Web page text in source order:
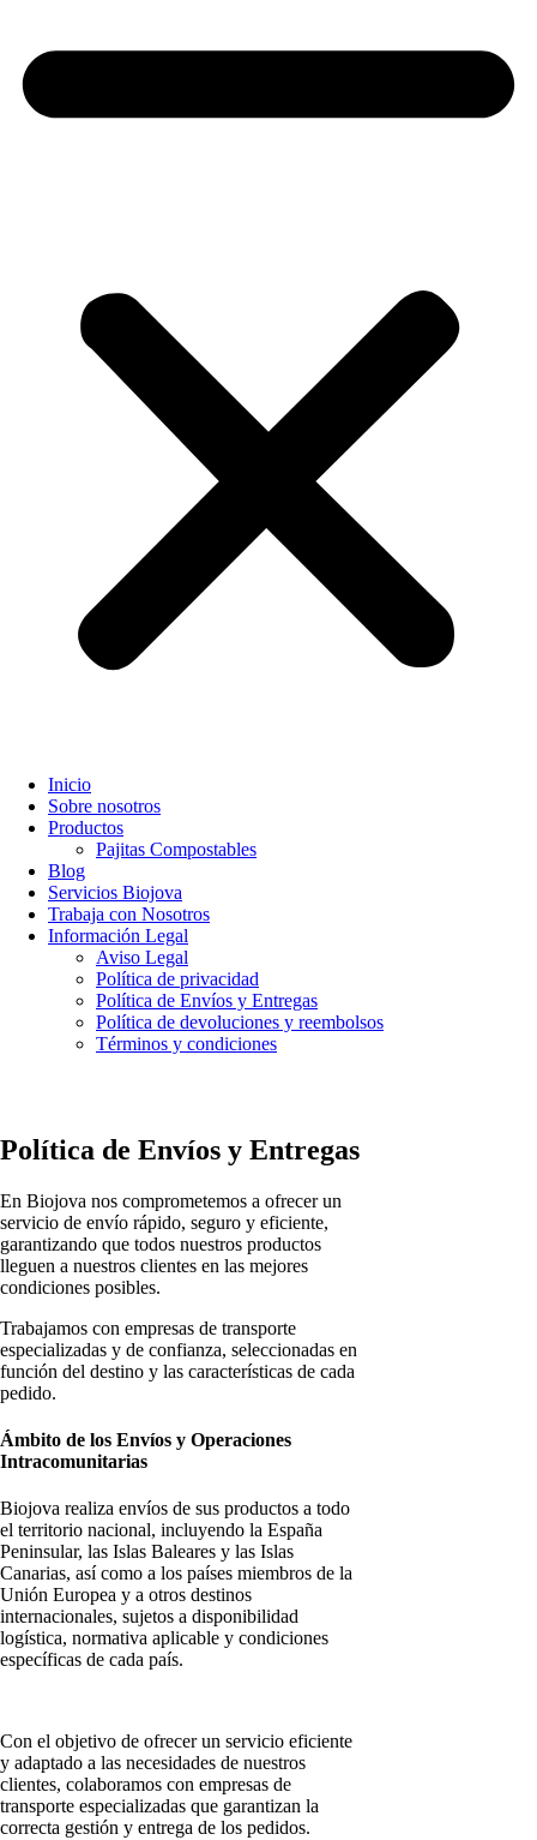
Inicio
Sobre nosotros
Productos
Pajitas Compostables
Blog
Servicios Biojova
Trabaja con Nosotros
Información Legal
Aviso Legal
Política de privacidad
Política de Envíos y Entregas
Política de devoluciones y reembolsos
Términos y condiciones
Política de Envíos y Entregas
En Biojova nos comprometemos a ofrecer un
servicio de envío rápido, seguro y eficiente,
garantizando que todos nuestros productos
lleguen a nuestros clientes en las mejores
condiciones posibles.
Trabajamos con empresas de transporte
especializadas y de confianza, seleccionadas en
función del destino y las características de cada
pedido.
Ámbito de los Envíos y Operaciones
Intracomunitarias
Biojova realiza envíos de sus productos a todo
el territorio nacional, incluyendo la España
Peninsular, las Islas Baleares y las Islas
Canarias, así como a los países miembros de la
Unión Europea y a otros destinos
internacionales, sujetos a disponibilidad
logística, normativa aplicable y condiciones
específicas de cada país.
Con el objetivo de ofrecer un servicio eficiente
y adaptado a las necesidades de nuestros
clientes, colaboramos con empresas de
transporte especializadas que garantizan la
correcta gestión y entrega de los pedidos.